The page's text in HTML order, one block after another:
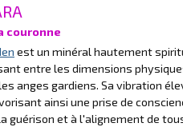
couronne
est un minéral hautement
entre les dimensions
anges gardiens. Sa vibration
ainsi une prise de
guérison et à l'alignement de